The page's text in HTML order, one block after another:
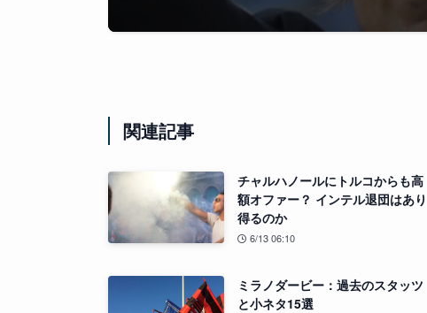
関連記事
チャルハノールにトルコからも高
額オファー？ インテル退団はあり
得るのか
6/13 06:10
ミラノダービー：過去のスタッツ
と小ネタ15選